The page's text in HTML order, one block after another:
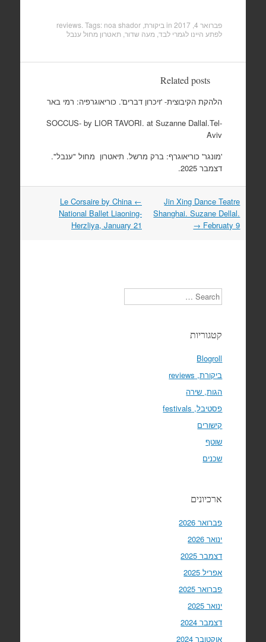
פברואר 4, 2017 in ביקורת, reviews . Tags: noa shador
לפתע היינו לגמרי לבד, מעה שדור, תאטרון מחול ענבל
Related posts
הלהקת הקיבוצית- 'זיכרון דברים'. כוריאוגרפיה: רמי באר
SOCCUS- by LIOR TAVORI. at Suzanne Dallal.Tel-
Aviv
'מונגר' כוריאוגרף: ברק מרשל. תיאטרון מחול "ענבל".
דצמבר 2025.
Post
navigation
←
Le Corsaire by China
National Ballet Liaoning-
Herzliya, January 21
Jin Xing Dance Teatre
Shanghai. Suzane Dellal.
Februaty 9
→
Search
קטגוריות
Blogroll
ביקורת, reviews
הגות, שירה
פסטיבל, festivals
קישורים
שוטף
שכנים
ארכיונים
פברואר 2026
ינואר 2026
דצמבר 2025
אפריל 2025
פברואר 2025
ינואר 2025
דצמבר 2024
אוקטובר 2024